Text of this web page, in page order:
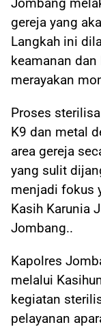
gereja yang
Langkah ini
keamanan
merayakan
Proses
K9 dan metal
area gereja
yang sulit
menjadi fokus
Kasih Karunia
Jombang..
Kapolres
melalui
kegiatan
pelayanan